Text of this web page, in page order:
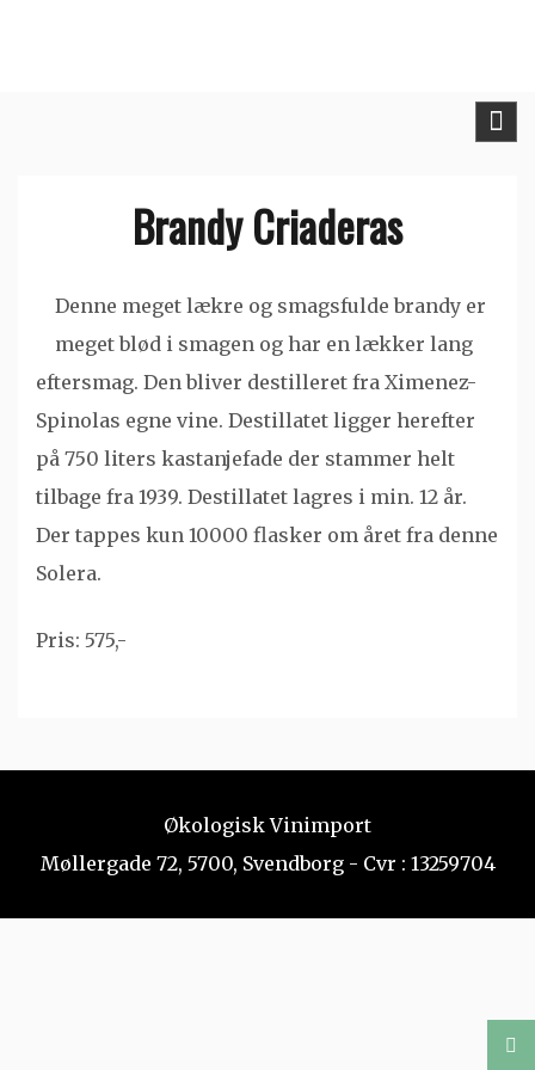
Brandy Criaderas
Denne meget lækre og smagsfulde brandy er
meget blød i smagen og har en lækker lang
eftersmag. Den bliver destilleret fra Ximenez-
Spinolas egne vine. Destillatet ligger herefter
på 750 liters kastanjefade der stammer helt
tilbage fra 1939. Destillatet lagres i min. 12 år.
Der tappes kun 10000 flasker om året fra denne
Solera.
Pris: 575,-
Økologisk Vinimport
Møllergade 72, 5700, Svendborg - Cvr : 13259704